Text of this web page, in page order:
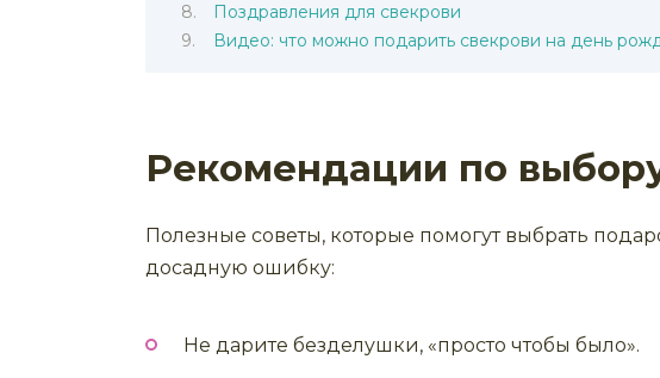
Поздравления для свекрови
Видео: что можно подарить свекрови на день
Рекомендации по
Полезные советы, которые помогут выбрать
досадную ошибку:
Не дарите безделушки, «просто чтобы было».